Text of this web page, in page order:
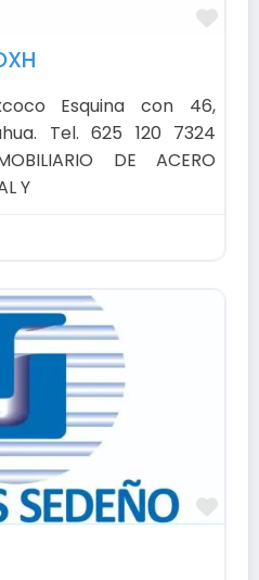
Esquina con 46,
Tel. 625 120 7324
DE ACERO
Y